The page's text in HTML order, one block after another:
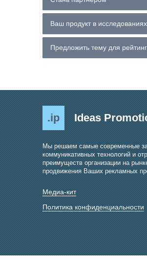
Ваш продукт в
Предложить тему для
.ip Ideas
Мы решаем самые современные
коммуникативных технологий и
преимуществ организации на
продвижения Ваших рекламных
Медиа-кит
Политика конфиденциальности